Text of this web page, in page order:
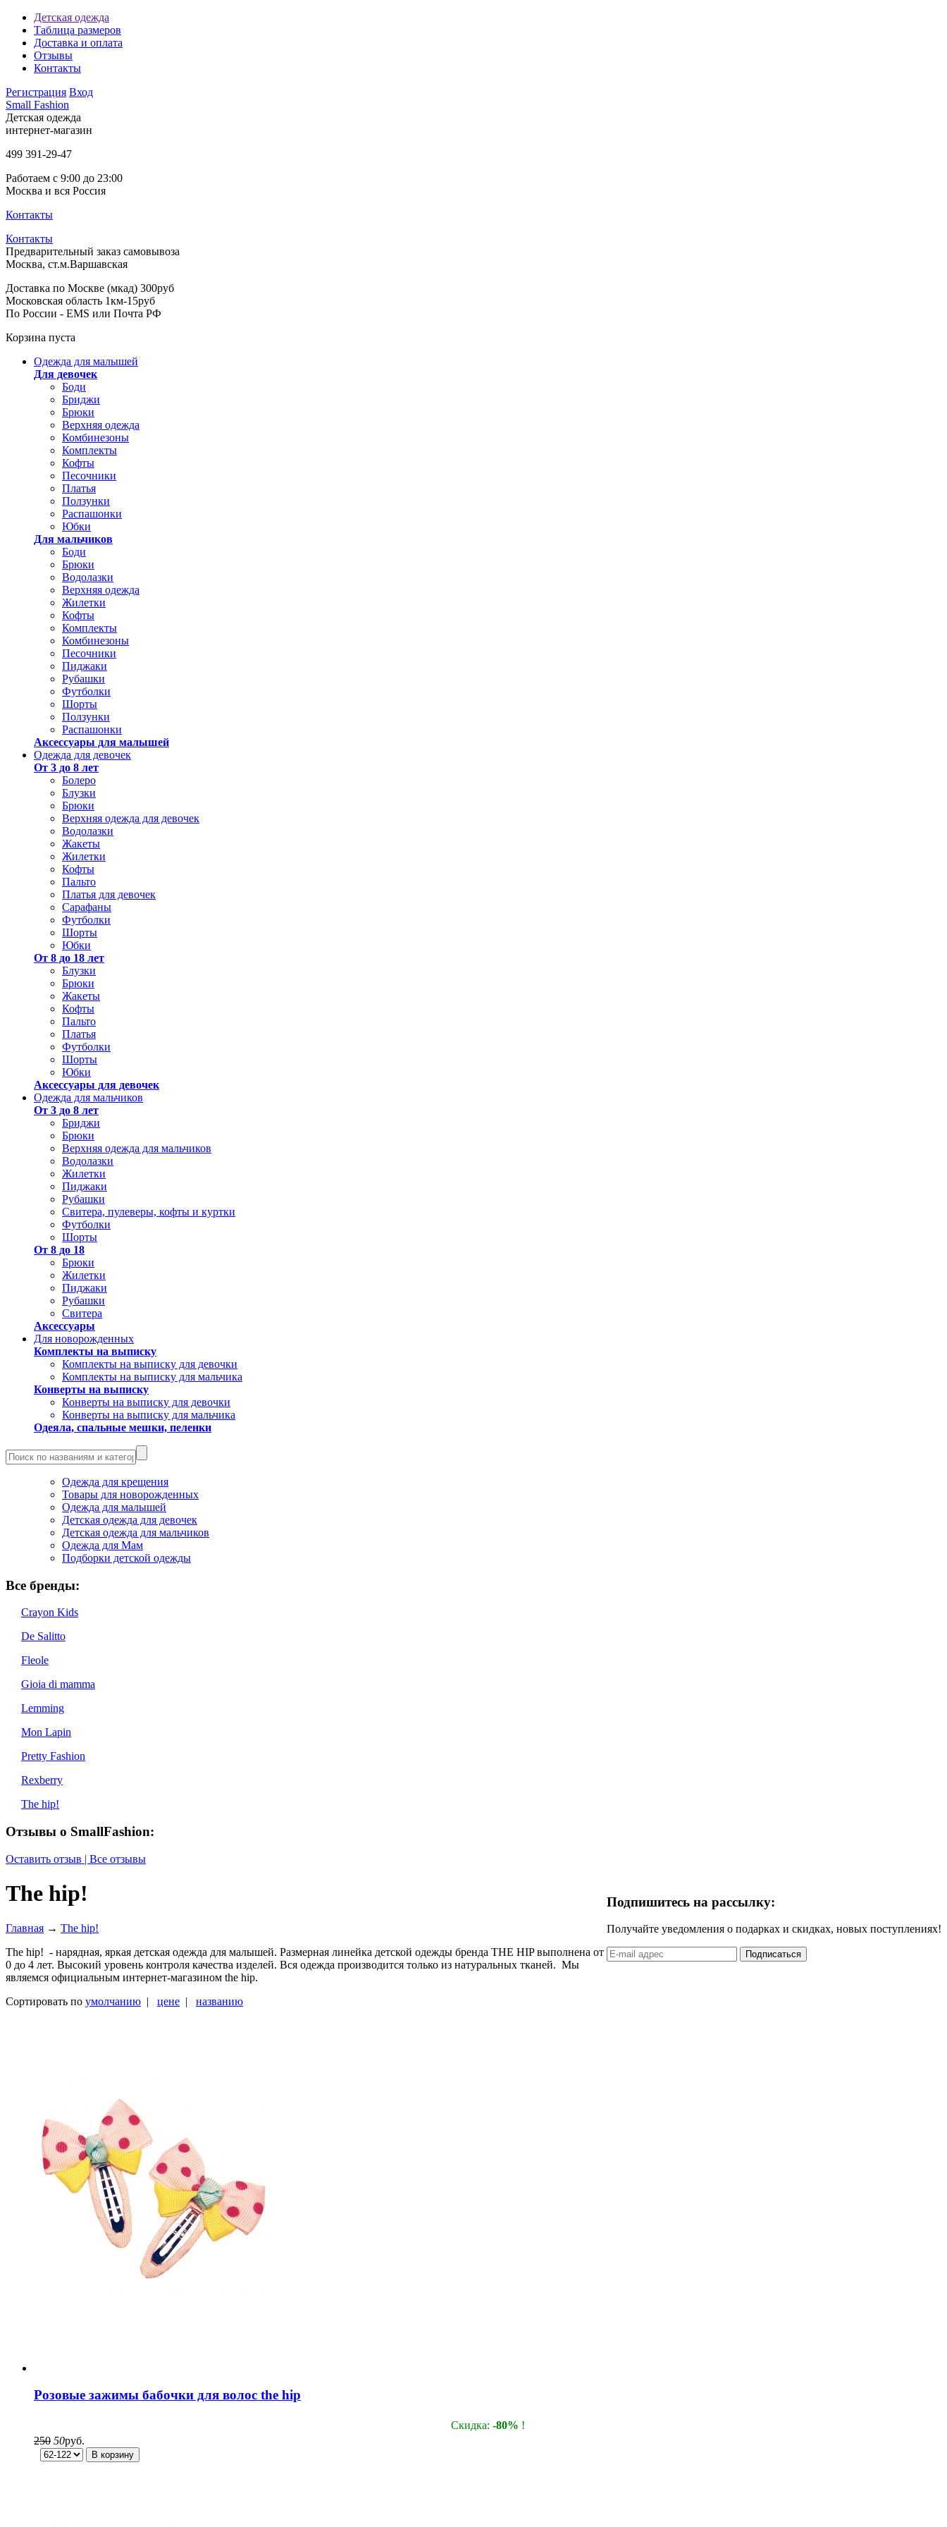
Детская одежда
Таблица размеров
Доставка и оплата
Отзывы
Контакты
Регистрация Вход
Small Fashion
Детская одежда
интернет-магазин
499 391-29-47
Работаем с 9:00 до 23:00
Москва и вся Россия
Контакты
Контакты
Предварительный заказ самовывоза
Москва, ст.м.Варшавская
Доставка по Москве (мкад) 300руб
Московская область 1км-15руб
По России - EMS или Почта РФ
Корзина пуста
Одежда для малышей
Для девочек
Боди
Бриджи
Брюки
Верхняя одежда
Комбинезоны
Комплекты
Кофты
Песочники
Платья
Ползунки
Распашонки
Юбки
Для мальчиков
Боди
Брюки
Водолазки
Верхняя одежда
Жилетки
Кофты
Комплекты
Комбинезоны
Песочники
Пиджаки
Рубашки
Футболки
Шорты
Ползунки
Распашонки
Аксессуары для малышей
Одежда для девочек
От 3 до 8 лет
Болеро
Блузки
Брюки
Верхняя одежда для девочек
Водолазки
Жакеты
Жилетки
Кофты
Пальто
Платья для девочек
Сарафаны
Футболки
Шорты
Юбки
От 8 до 18 лет
Блузки
Брюки
Жакеты
Кофты
Пальто
Платья
Футболки
Шорты
Юбки
Аксессуары для девочек
Одежда для мальчиков
От 3 до 8 лет
Бриджи
Брюки
Верхняя одежда для мальчиков
Водолазки
Жилетки
Пиджаки
Рубашки
Свитера, пулеверы, кофты и куртки
Футболки
Шорты
От 8 до 18
Брюки
Жилетки
Пиджаки
Рубашки
Свитера
Аксессуары
Для новорожденных
Комплекты на выписку
Комплекты на выписку для девочки
Комплекты на выписку для мальчика
Конверты на выписку
Конверты на выписку для девочки
Конверты на выписку для мальчика
Одеяла, спальные мешки, пеленки
Одежда для крещения
Товары для новорожденных
Одежда для малышей
Детская одежда для девочек
Детская одежда для мальчиков
Одежда для Мам
Подборки детской одежды
Все бренды:
Crayon Kids
De Salitto
Fleole
Gioia di mamma
Lemming
Mon Lapin
Pretty Fashion
Rexberry
The hip!
Отзывы о SmallFashion:
Оставить отзыв | Все отзывы
Подпишитесь на рассылку:
Получайте уведомления о подарках и скидках, новых поступлениях!
The hip!
Главная → The hip!
The hip! - нарядная, яркая детская одежда для малышей. Размерная линейка детской одежды бренда THE HIP выполнена от
0 до 4 лет. Высокий уровень контроля качества изделей. Вся одежда производится только из натуральных тканей. Мы
являемся официальным интернет-магазином the hip.
Сортировать по умолчанию | цене | названию
Розовые зажимы бабочки для волос the hip
Cкидка: -80% !
250 50руб.